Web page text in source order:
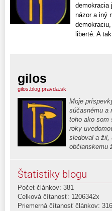
demokracia
názor a iný
liberté. A
gilos
gilos.blog.pravda.sk
Moje
súčasnému a
toho ako som
roky
sledoval a žil,
občianskemu
Štatistiky blogu
Počet článkov: 381
Celková čítanosť: 1206342x
Priemerná čítanosť článkov: